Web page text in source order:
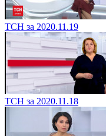
ТСН за 2020.11.19
ТСН за 2020.11.18